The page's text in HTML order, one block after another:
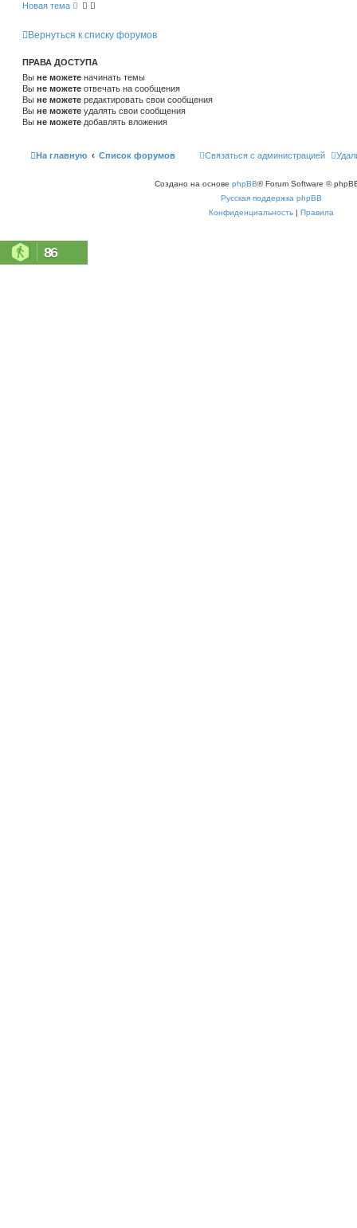
Новая тема
Вернуться к списку форумов
ПРАВА ДОСТУПА
Вы не можете начинать темы
Вы не можете отвечать на сообщения
Вы не можете редактировать свои сообщения
Вы не можете удалять свои сообщения
Вы не можете добавлять вложения
На главную Список форумов Связаться с администрацией
Создано на основе phpBB® Forum Software ©
Русская поддержка phpBB
Конфиденциальность | Правила
86